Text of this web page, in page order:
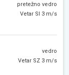
pretežno vedro
Vetar SI 3 m/s
vedro
Vetar SZ 3 m/s